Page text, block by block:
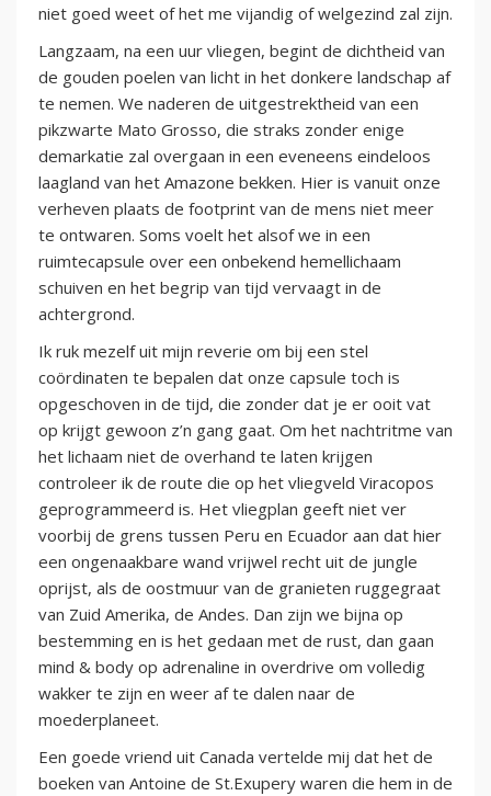
niet goed weet of het me vijandig of welgezind zal zijn.
Langzaam, na een uur vliegen, begint de dichtheid van
de gouden poelen van licht in het donkere landschap af
te nemen. We naderen de uitgestrektheid van een
pikzwarte Mato Grosso, die straks zonder enige
demarkatie zal overgaan in een eveneens eindeloos
laagland van het Amazone bekken. Hier is vanuit onze
verheven plaats de footprint van de mens niet meer
te ontwaren. Soms voelt het alsof we in een
ruimtecapsule over een onbekend hemellichaam
schuiven en het begrip van tijd vervaagt in de
achtergrond.
Ik ruk mezelf uit mijn reverie om bij een stel
coördinaten te bepalen dat onze capsule toch is
opgeschoven in de tijd, die zonder dat je er ooit vat
op krijgt gewoon z’n gang gaat. Om het nachtritme van
het lichaam niet de overhand te laten krijgen
controleer ik de route die op het vliegveld Viracopos
geprogrammeerd is. Het vliegplan geeft niet ver
voorbij de grens tussen Peru en Ecuador aan dat hier
een ongenaakbare wand vrijwel recht uit de jungle
oprijst, als de oostmuur van de granieten ruggegraat
van Zuid Amerika, de Andes. Dan zijn we bijna op
bestemming en is het gedaan met de rust, dan gaan
mind & body op adrenaline in overdrive om volledig
wakker te zijn en weer af te dalen naar de
moederplaneet.
Een goede vriend uit Canada vertelde mij dat het de
boeken van Antoine de St.Exupery waren die hem in de